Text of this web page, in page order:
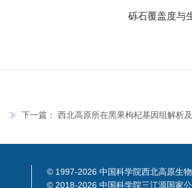
砾石覆盖度与
下一篇： 西北高原所在黑果枸杞基因组解析
© 1997-2026 中国科学院西北高原生
© 2018-2026 中国科学院三江源国家